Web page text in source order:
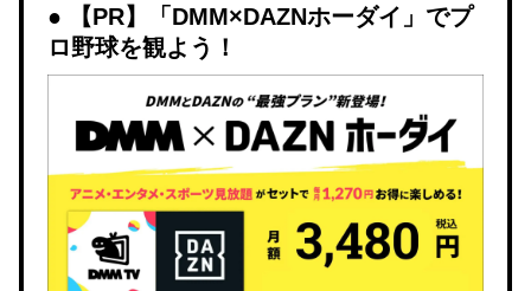
【PR】「DMM×DAZNホーダイ」でプ
ロ野球を観よう！